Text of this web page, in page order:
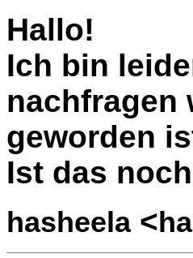
Hallo!
Ich bin
nachfragen
geworden
Ist das
hasheela<